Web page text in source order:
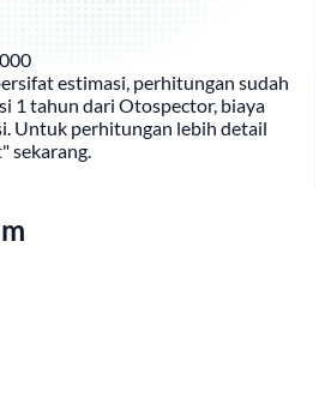
estimasi, perhitungan sudah
1 tahun dari Otospector, biaya
Untuk perhitungan lebih detail
sekarang.